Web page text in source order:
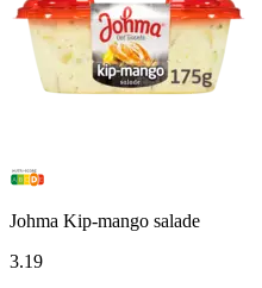
Johma Kip-mango salade
3.19